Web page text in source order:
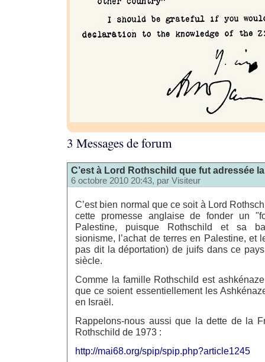
3 Messages de forum
C’est à Lord Rothschild que fut adressée
6 octobre 2010 20:43, par Visiteur
C’est bien normal que ce soit à Lord
cette promesse anglaise de fonder un
Palestine, puisque Rothschild et sa
sionisme, l’achat de terres en Palestine, et
pas dit la déportation) de juifs dans ce
siècle.
Comme la famille Rothschild est
que ce soient essentiellement les
en Israël.
Rappelons-nous aussi que la dette de la
Rothschild de 1973 :
http://mai68.org/spip/spip.php?article1245